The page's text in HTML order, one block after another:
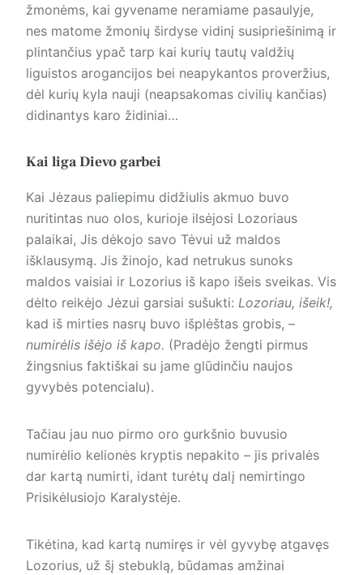
žmonėms, kai gyvename neramiame pasaulyje,
nes matome žmonių širdyse vidinį susipriešinimą ir
plintančius ypač tarp kai kurių tautų valdžių
liguistos arogancijos bei neapykantos proveržius,
dėl kurių kyla nauji (neapsakomas civilių kančias)
didinantys karo židiniai…
Kai liga Dievo garbei
Kai Jėzaus paliepimu didžiulis akmuo buvo
nuritintas nuo olos, kurioje ilsėjosi Lozoriaus
palaikai, Jis dėkojo savo Tėvui už maldos
išklausymą. Jis žinojo, kad netrukus sunoks
maldos vaisiai ir Lozorius iš kapo išeis sveikas. Vis
dėlto reikėjo Jėzui garsiai sušukti: Lozoriau, išeik!,
kad iš mirties nasrų buvo išplėštas grobis, –
numirėlis išėjo iš kapo. (Pradėjo žengti pirmus
žingsnius faktiškai su jame glūdinčiu naujos
gyvybės potencialu).
Tačiau jau nuo pirmo oro gurkšnio buvusio
numirėlio kelionės kryptis nepakito – jis privalės
dar kartą numirti, idant turėtų dalį nemirtingo
Prisikėlusiojo Karalystėje.
Tikėtina, kad kartą numiręs ir vėl gyvybę atgavęs
Lozorius, už šį stebuklą, būdamas amžinai